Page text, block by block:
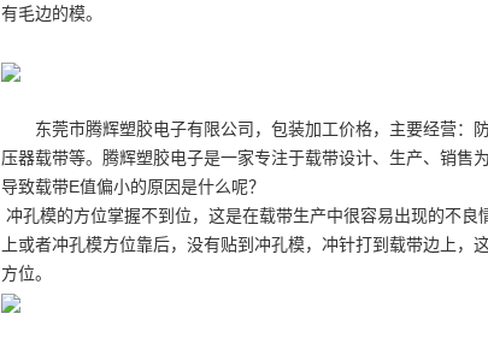
有毛边的模。
东莞市腾辉塑胶电子有限公司，包装加工价格，主要经营：
压器载带等。腾辉塑胶电子是一家专注于载带设计、生产、销售
导致载带E值偏小的原因是什么呢？
冲孔模的方位掌握不到位，这是在载带生产中很容易出现的不
上或者冲孔模方位靠后，没有贴到冲孔模，冲针打到载带边上
方位。